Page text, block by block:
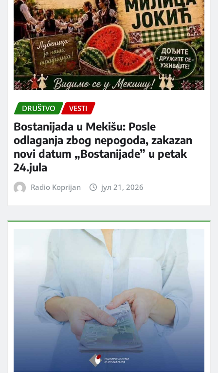
DRUŠTVO VESTI
Bostanijada u Mekišu: Posle
odlaganja zbog nepogoda, zakazan
novi datum „Bostanijade” u petak
24.jula
Radio Koprijan јул 21, 2026